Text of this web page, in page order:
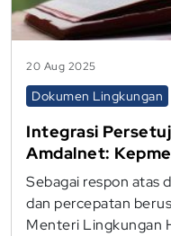
20 Aug 2025
Dokumen Lingkungan
Integrasi
Amdalnet:
Sebagai respon atas
dan percepatan
Menteri Lingkungan